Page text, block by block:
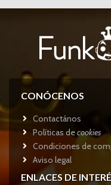
CONÓCENOS
Contactános
Políticas decookies
Condiciones de
Aviso legal
ENLACES DE